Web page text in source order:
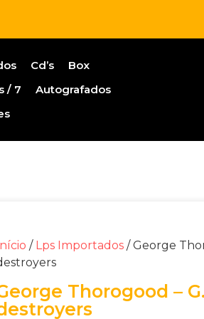
Cd’s
Box
/ 7
Autografados
/ Lps Importados/ George
Thorogood –